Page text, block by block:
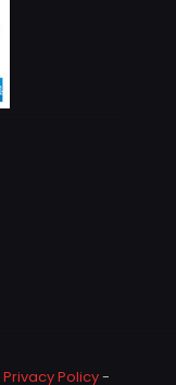
Privacy Policy-